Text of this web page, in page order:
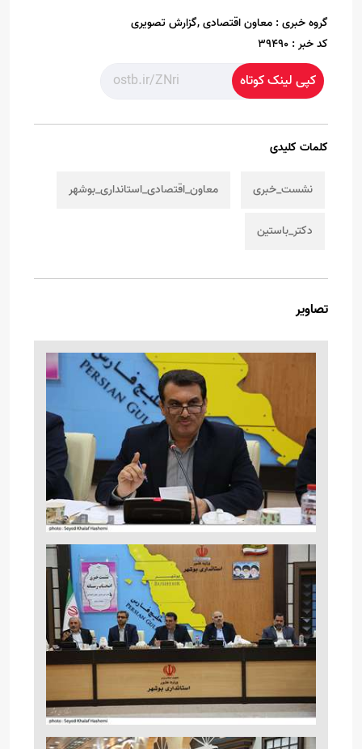
گروه خبری : معاون اقتصادی ,گزارش تصویری
کد خبر : 39490
کپی لینک کوتاه
کلمات کلیدی
نشست_خبری معاون_اقتصادی_استانداری_بوشهر
دکتر_باستین
تصاویر